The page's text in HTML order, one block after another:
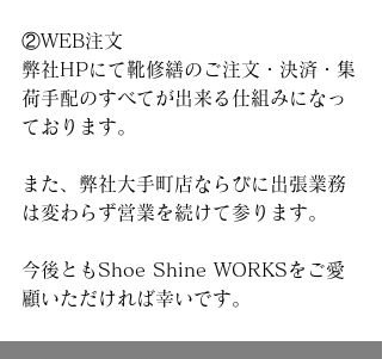
②WEB注文
弊社HPにて靴修繕のご注文・決済・集
荷手配のすべてが出来る仕組みになっ
ております。
また、弊社大手町店ならびに出張業務
は変わらず営業を続けて参ります。
今後ともShoe Shine WORKSをご愛
顧いただければ幸いです。